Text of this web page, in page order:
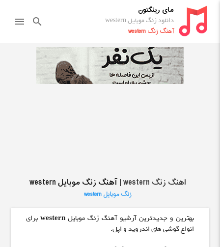
مای رینگتون
دانلود زنگ موبایل western
آهنگ زنگ western
search
menu
اهنگ زنگ western | آهنگ زنگ موبایل western
زنگ موبایل western
بهترین و جدیدترین آرشیو آهنگ زنگ موبایلwestern برای
انواع گوشی های اندروید و اپل.